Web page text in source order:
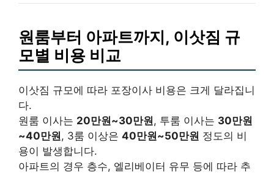
원룸부터 아파트까지, 이삿짐 규
모별 비용 비교
이삿짐 규모에 따라 포장이사 비용은 크게 달라집니
다.
원룸 이사는 20만원~30만원, 투룸 이사는 30만원
~40만원, 3룸 이상은 40만원~50만원 정도의 비
용이 발생합니다.
아파트의 경우 층수, 엘리베이터 유무 등에 따라 추